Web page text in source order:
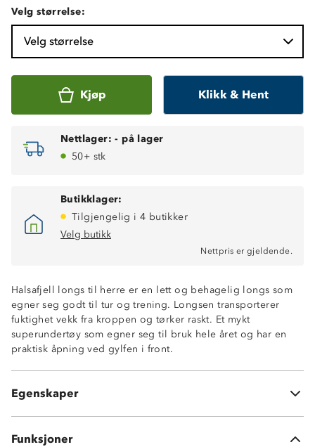
Velg størrelse:
Velg størrelse
Kjøp Klikk & Hent
Nettlager: - på lager
50+ stk
Butikklager:
Tilgjengelig i 4 butikker
Velg butikk
Nettpris er gjeldende.
Halsafjell longs til herre er en lett og behagelig longs som
egner seg godt til tur og trening. Longsen transporterer
fuktighet vekk fra kroppen og tørker raskt. Et mykt
superundertøy som egner seg til bruk hele året og har en
praktisk åpning ved gylfen i front.
Egenskaper
Fukttransporterende
Åpning i front ved gylfen
Funksjoner